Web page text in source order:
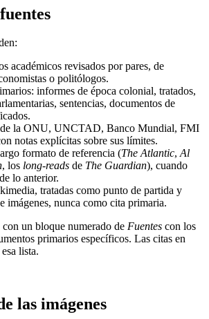
académicos revisados por pares, de
o politólogos.
informes de época colonial, tratados,
sentencias, documentos de
de la ONU, UNCTAD, Banco Mundial, FMI
notas explícitas sobre sus límites.
formato de referencia (The Atlantic,Al
, los long-reads de The Guardian), cuando
lo anterior.
tratadas como punto de partida y
imágenes, nunca como cita primaria.
un bloque numerado de Fuentes con los
primarios específicos. Las citas en
lista.
las imágenes